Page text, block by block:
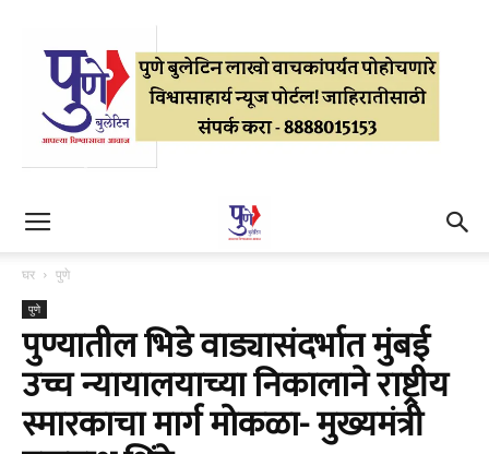
घर पुणे
पुणे
पुण्यातील भिडे वाड्यासंदर्भात मुंबई
उच्च न्यायालयाच्या निकालाने राष्ट्रीय
स्मारकाचा मार्ग मोकळा- मुख्यमंत्री